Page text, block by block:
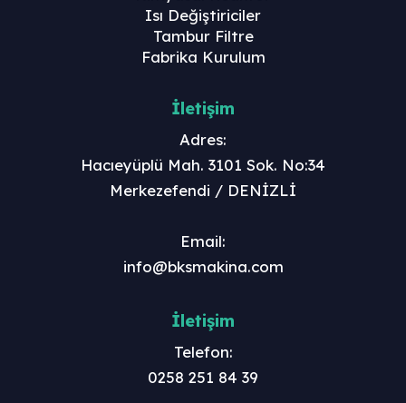
Isı Değiştiriciler
Tambur Filtre
Fabrika Kurulum
İletişim
Adres:
Hacıeyüplü Mah. 3101 Sok. No:34
Merkezefendi / DENİZLİ
Email:
info@bksmakina.com
İletişim
Telefon:
0258 251 84 39